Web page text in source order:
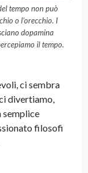
tempo non può
o l’orecchio. I
dopamina
il tempo.
ci sembra
divertiamo,
semplice
filosofi